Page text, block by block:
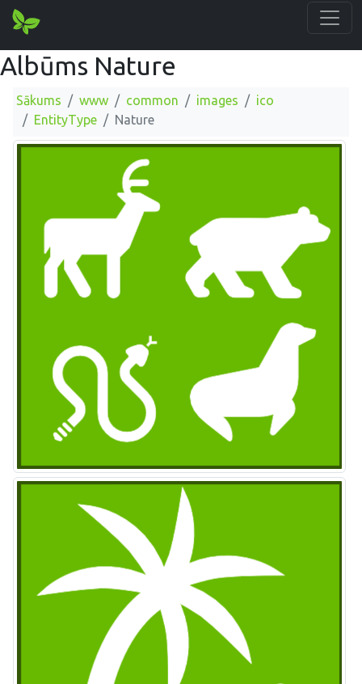
Albūms Nature
Sākums www common images
ico
EntityType
Nature